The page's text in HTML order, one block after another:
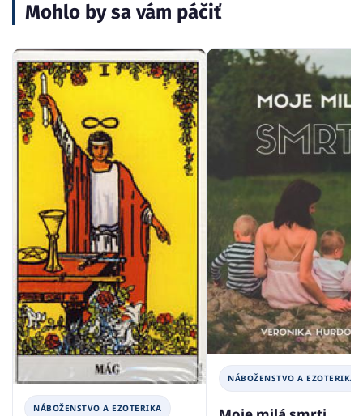
Mohlo by sa vám páčiť
NÁBOŽENSTVO A EZOTERIKA
NÁBOŽENSTVO A EZOTERIKA